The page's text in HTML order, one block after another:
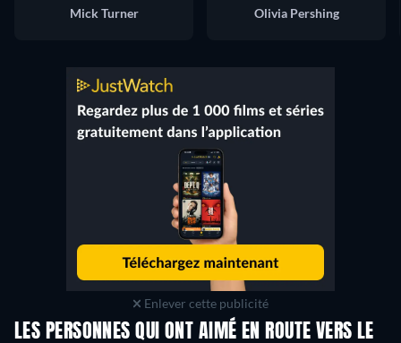
Mick Turner
Olivia Pershing
Enlever cette publicité
LES PERSONNES QUI ONT AIMÉ EN ROUTE VERS LE